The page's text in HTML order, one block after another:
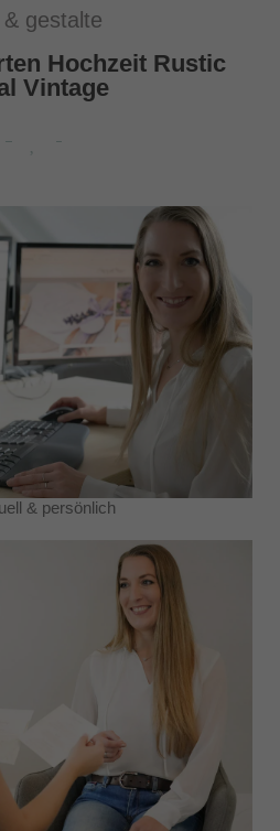
Hochzeit Rustic
Vintage
& persönlich